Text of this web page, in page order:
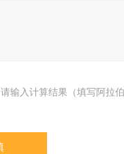
请输入计算结果（填写阿拉